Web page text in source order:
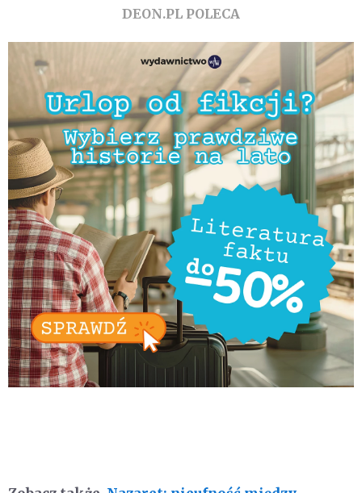
DEON.PL POLECA